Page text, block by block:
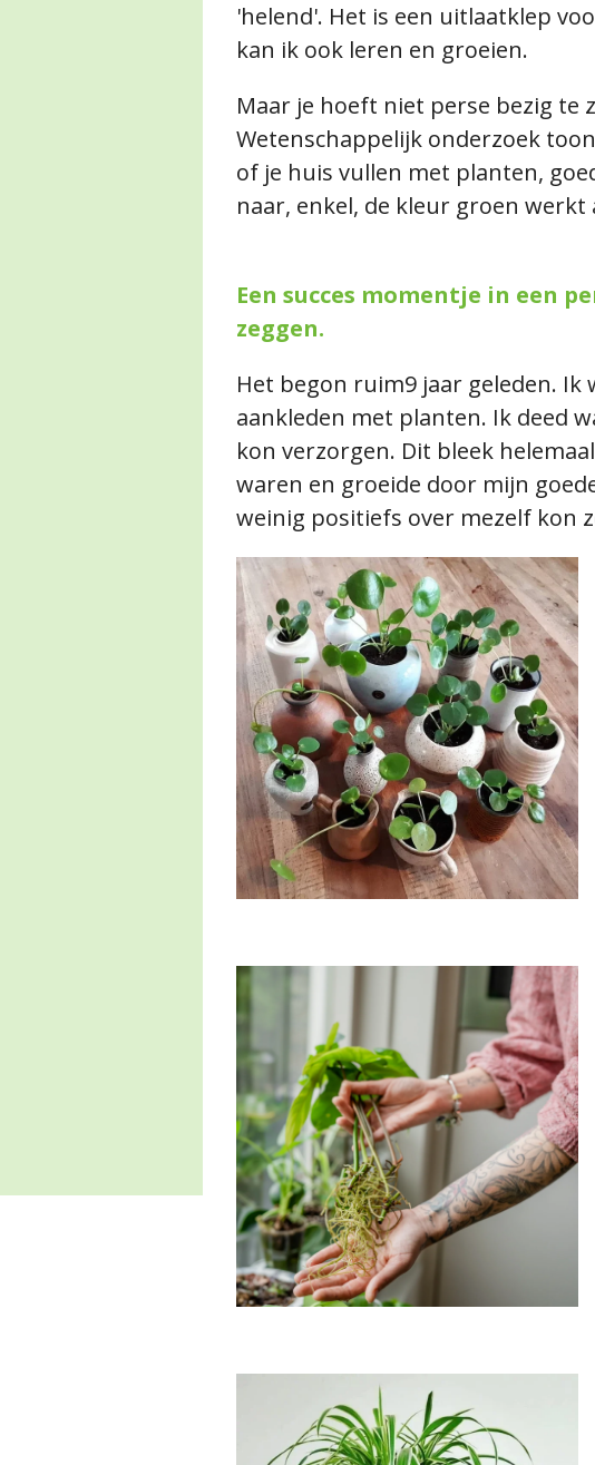
'helend'. Het is een uitlaatklep
kan ik ook leren en groeien.
Maar je hoeft niet perse bezig te
Wetenschappelijk onderzoek
of je huis vullen met planten,
naar, enkel, de kleur groen werkt
Een succes momentje in een
zeggen.
Het begon ruim9 jaar geleden.
aankleden met planten. Ik deed
kon verzorgen. Dit bleek
waren en groeide door mijn
weinig positiefs over mezelf kon